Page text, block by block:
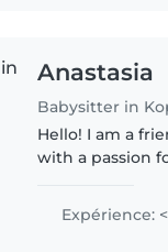
Anastasia
Babysitter in
Hello! I am a
with a passion
Expérience: <